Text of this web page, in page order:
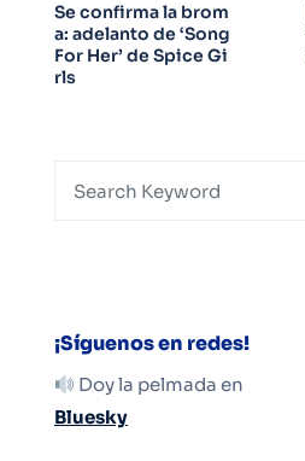
Se confirma la brom
a: adelanto de ‘Song
For Her’ de Spice Gi
rls
¡Síguenos en redes!
Doy la pelmada en
Bluesky